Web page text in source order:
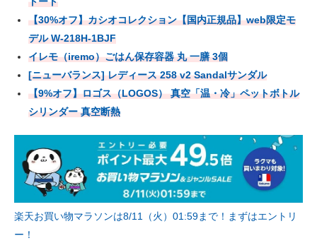
【30%オフ】カシオコレクション【国内正規品】web限定モ
デル W-218H-1BJF
イレモ（iremo）ごはん保存容器 丸 一膳 3個
[ニューバランス] レディース 258 v2 Sandalサンダル
【9%オフ】ロゴス（LOGOS） 真空「温・冷」ペットボトル
シリンダー 真空断熱
楽天お買い物マラソンは8/11（火）01:59まで！まずはエントリ
ー！